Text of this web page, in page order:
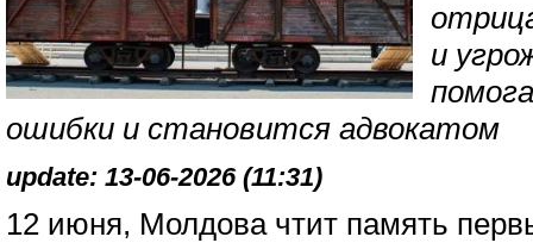
и
ошибки и становится адвокатом
update: 13-06-2026 (11:31)
12 июня, Молдова чтит память